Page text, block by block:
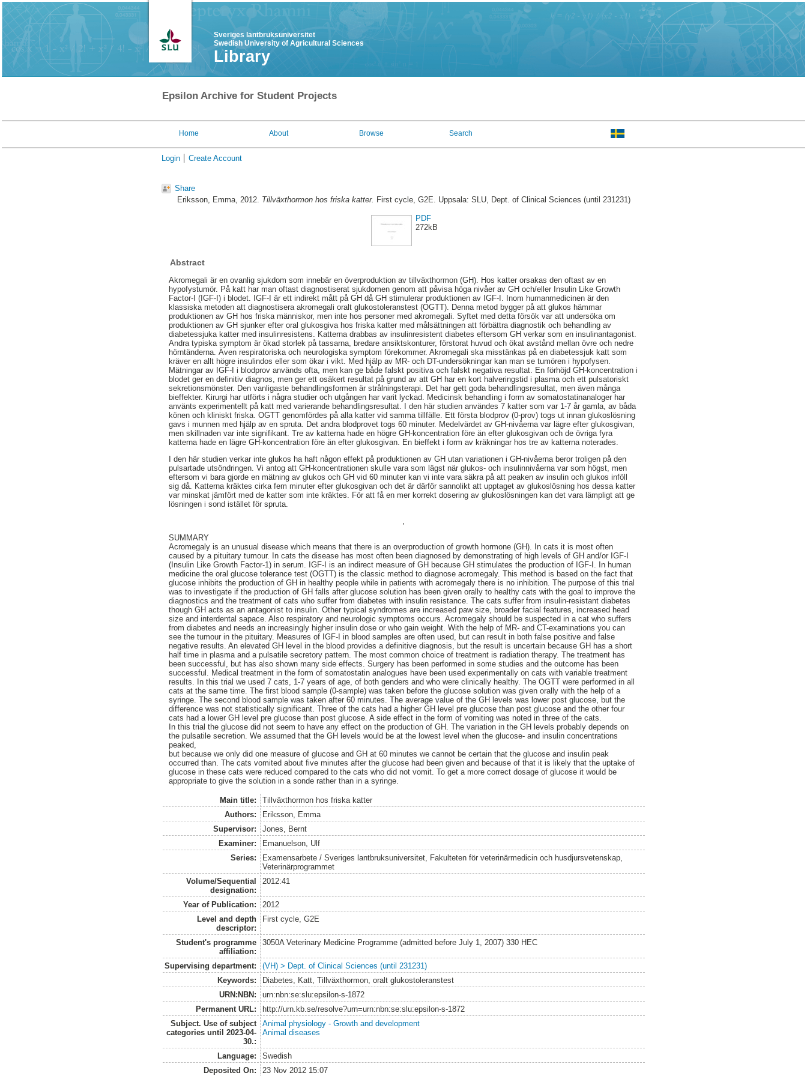
Sveriges lantbruksuniversitet
Swedish University of Agricultural Sciences
Library
Epsilon Archive for Student Projects
Home About Browse Search
Login Create Account
Share
Eriksson, Emma, 2012. Tillväxthormon hos friska katter. First cycle, G2E. Uppsala: SLU, Dept. of Clinical Sciences (until 231231)
PDF
272kB
Abstract
Akromegali är en ovanlig sjukdom som innebär en överproduktion av tillväxthormon (GH). Hos katter orsakas den oftast av en
hypofystumör. På katt har man oftast diagnostiserat sjukdomen genom att påvisa höga nivåer av GH och/eller Insulin Like Growth
Factor-I (IGF-I) i blodet. IGF-I är ett indirekt mått på GH då GH stimulerar produktionen av IGF-I. Inom humanmedicinen är den
klassiska metoden att diagnostisera akromegali oralt glukostoleranstest (OGTT). Denna metod bygger på att glukos hämmar
produktionen av GH hos friska människor, men inte hos personer med akromegali. Syftet med detta försök var att undersöka om
produktionen av GH sjunker efter oral glukosgiva hos friska katter med målsättningen att förbättra diagnostik och behandling av
diabetessjuka katter med insulinresistens. Katterna drabbas av insulinresistent diabetes eftersom GH verkar som en insulinantagonist.
Andra typiska symptom är ökad storlek på tassarna, bredare ansiktskonturer, förstorat huvud och ökat avstånd mellan övre och nedre
hörntänderna. Även respiratoriska och neurologiska symptom förekommer. Akromegali ska misstänkas på en diabetessjuk katt som
kräver en allt högre insulindos eller som ökar i vikt. Med hjälp av MR- och DT-undersökningar kan man se tumören i hypofysen.
Mätningar av IGF-I i blodprov används ofta, men kan ge både falskt positiva och falskt negativa resultat. En förhöjd GH-koncentration i
blodet ger en definitiv diagnos, men ger ett osäkert resultat på grund av att GH har en kort halveringstid i plasma och ett pulsatoriskt
sekretionsmönster. Den vanligaste behandlingsformen är strålningsterapi. Det har gett goda behandlingsresultat, men även många
bieffekter. Kirurgi har utförts i några studier och utgången har varit lyckad. Medicinsk behandling i form av somatostatinanaloger har
använts experimentellt på katt med varierande behandlingsresultat. I den här studien användes 7 katter som var 1-7 år gamla, av båda
könen och kliniskt friska. OGTT genomfördes på alla katter vid samma tillfälle. Ett första blodprov (0-prov) togs ut innan glukoslösning
gavs i munnen med hjälp av en spruta. Det andra blodprovet togs 60 minuter. Medelvärdet av GH-nivåerna var lägre efter glukosgivan,
men skillnaden var inte signifikant. Tre av katterna hade en högre GH-koncentration före än efter glukosgivan och de övriga fyra
katterna hade en lägre GH-koncentration före än efter glukosgivan. En bieffekt i form av kräkningar hos tre av katterna noterades.
I den här studien verkar inte glukos ha haft någon effekt på produktionen av GH utan variationen i GH-nivåerna beror troligen på den
pulsartade utsöndringen. Vi antog att GH-koncentrationen skulle vara som lägst när glukos- och insulinnivåerna var som högst, men
eftersom vi bara gjorde en mätning av glukos och GH vid 60 minuter kan vi inte vara säkra på att peaken av insulin och glukos inföll
sig då. Katterna kräktes cirka fem minuter efter glukosgivan och det är därför sannolikt att upptaget av glukoslösning hos dessa katter
var minskat jämfört med de katter som inte kräktes. För att få en mer korrekt dosering av glukoslösningen kan det vara lämpligt att ge
lösningen i sond istället för spruta.
SUMMARY
Acromegaly is an unusual disease which means that there is an overproduction of growth hormone (GH). In cats it is most often
caused by a pituitary tumour. In cats the disease has most often been diagnosed by demonstrating of high levels of GH and/or IGF-I
(Insulin Like Growth Factor-1) in serum. IGF-I is an indirect measure of GH because GH stimulates the production of IGF-I. In human
medicine the oral glucose tolerance test (OGTT) is the classic method to diagnose acromegaly. This method is based on the fact that
glucose inhibits the production of GH in healthy people while in patients with acromegaly there is no inhibition. The purpose of this trial
was to investigate if the production of GH falls after glucose solution has been given orally to healthy cats with the goal to improve the
diagnostics and the treatment of cats who suffer from diabetes with insulin resistance. The cats suffer from insulin-resistant diabetes
though GH acts as an antagonist to insulin. Other typical syndromes are increased paw size, broader facial features, increased head
size and interdental sapace. Also respiratory and neurologic symptoms occurs. Acromegaly should be suspected in a cat who suffers
from diabetes and needs an increasingly higher insulin dose or who gain weight. With the help of MR- and CT-examinations you can
see the tumour in the pituitary. Measures of IGF-I in blood samples are often used, but can result in both false positive and false
negative results. An elevated GH level in the blood provides a definitive diagnosis, but the result is uncertain because GH has a short
half time in plasma and a pulsatile secretory pattern. The most common choice of treatment is radiation therapy. The treatment has
been successful, but has also shown many side effects. Surgery has been performed in some studies and the outcome has been
successful. Medical treatment in the form of somatostatin analogues have been used experimentally on cats with variable treatment
results. In this trial we used 7 cats, 1-7 years of age, of both genders and who were clinically healthy. The OGTT were performed in all
cats at the same time. The first blood sample (0-sample) was taken before the glucose solution was given orally with the help of a
syringe. The second blood sample was taken after 60 minutes. The average value of the GH levels was lower post glucose, but the
difference was not statistically significant. Three of the cats had a higher GH level pre glucose than post glucose and the other four
cats had a lower GH level pre glucose than post glucose. A side effect in the form of vomiting was noted in three of the cats.
In this trial the glucose did not seem to have any effect on the production of GH. The variation in the GH levels probably depends on
the pulsatile secretion. We assumed that the GH levels would be at the lowest level when the glucose- and insulin concentrations
peaked,
but because we only did one measure of glucose and GH at 60 minutes we cannot be certain that the glucose and insulin peak
occurred than. The cats vomited about five minutes after the glucose had been given and because of that it is likely that the uptake of
glucose in these cats were reduced compared to the cats who did not vomit. To get a more correct dosage of glucose it would be
appropriate to give the solution in a sonde rather than in a syringe.
Main title:
Tillväxthormon hos friska katter
Authors:
Eriksson, Emma
Supervisor:
Jones, Bernt
Examiner:
Emanuelson, Ulf
Series:
Examensarbete / Sveriges lantbruksuniversitet, Fakulteten för veterinärmedicin och husdjursvetenskap,
Veterinärprogrammet
Volume/Sequential
designation:
2012:41
Year of Publication:
2012
Level and depth
descriptor:
First cycle, G2E
Student's programme
affiliation:
3050A Veterinary Medicine Programme (admitted before July 1, 2007) 330 HEC
Supervising department:
(VH) > Dept. of Clinical Sciences (until 231231)
Keywords:
Diabetes, Katt, Tillväxthormon, oralt glukostoleranstest
URN:NBN:
urn:nbn:se:slu:epsilon-s-1872
Permanent URL:
http://urn.kb.se/resolve?urn=urn:nbn:se:slu:epsilon-s-1872
Subject. Use of subject
categories until 2023-04-
30.:
Animal physiology - Growth and development
Animal diseases
Language:
Swedish
Deposited On:
23 Nov 2012 15:07